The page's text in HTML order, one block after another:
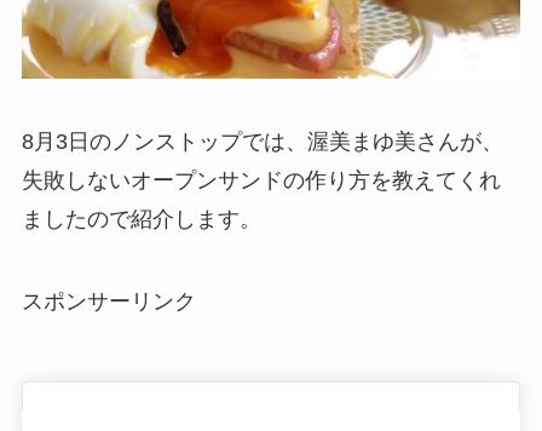
8月3日のノンストップでは、渥美まゆ美さんが、
失敗しないオープンサンドの作り方を教えてくれ
ましたので紹介します。
スポンサーリンク